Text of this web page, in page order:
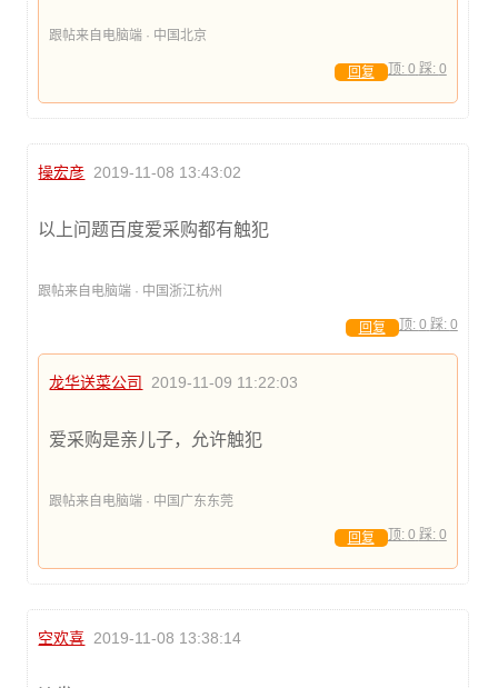
跟帖来自电脑端 · 中国北京
顶: 0 踩: 0
回复
操宏彦 2019-11-08 13:43:02
以上问题百度爱采购都有触犯
跟帖来自电脑端 · 中国浙江杭州
顶: 0 踩: 0
回复
龙华送菜公司 2019-11-09 11:22:03
爱采购是亲儿子，允许触犯
跟帖来自电脑端 · 中国广东东莞
顶: 0 踩: 0
回复
空欢喜 2019-11-08 13:38:14